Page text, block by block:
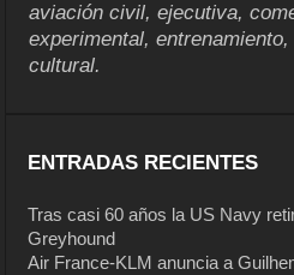
aviación civil, ejecutiva,
experimental,
cultural.
ENTRADAS RECIENTES
Tras casi 60 años la US Navy
Greyhound
Air France-KLM anuncia a